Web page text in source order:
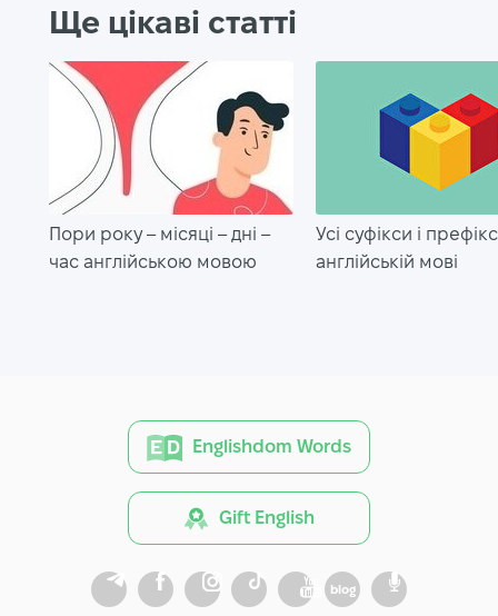
Ще цікаві статті
Пори року – місяці – дні –
час англійською мовою
Усі суфікси і
англійській мові
Englishdom Words
Gift English
blog